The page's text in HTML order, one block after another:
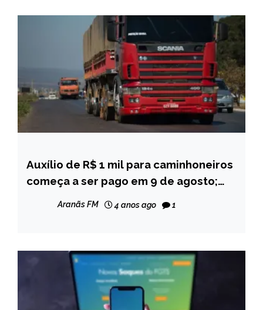
BRASIL
CAPELINHA
NOTÍCIAS
Auxílio de R$ 1 mil para caminhoneiros
começa a ser pago em 9 de agosto;
Aranãs FM 4 anos ago 1